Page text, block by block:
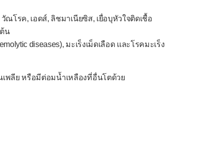
ณโรค, เอดส์, ลิชมาเนียซิส, เยื่อบุหัวใจติดเชื้อ
น
diseases), มะเร็งเม็ดเลือด และโรคมะเร็ง
พลีย หรือมีต่อมน้ำเหลืองที่อื่นโตด้วย